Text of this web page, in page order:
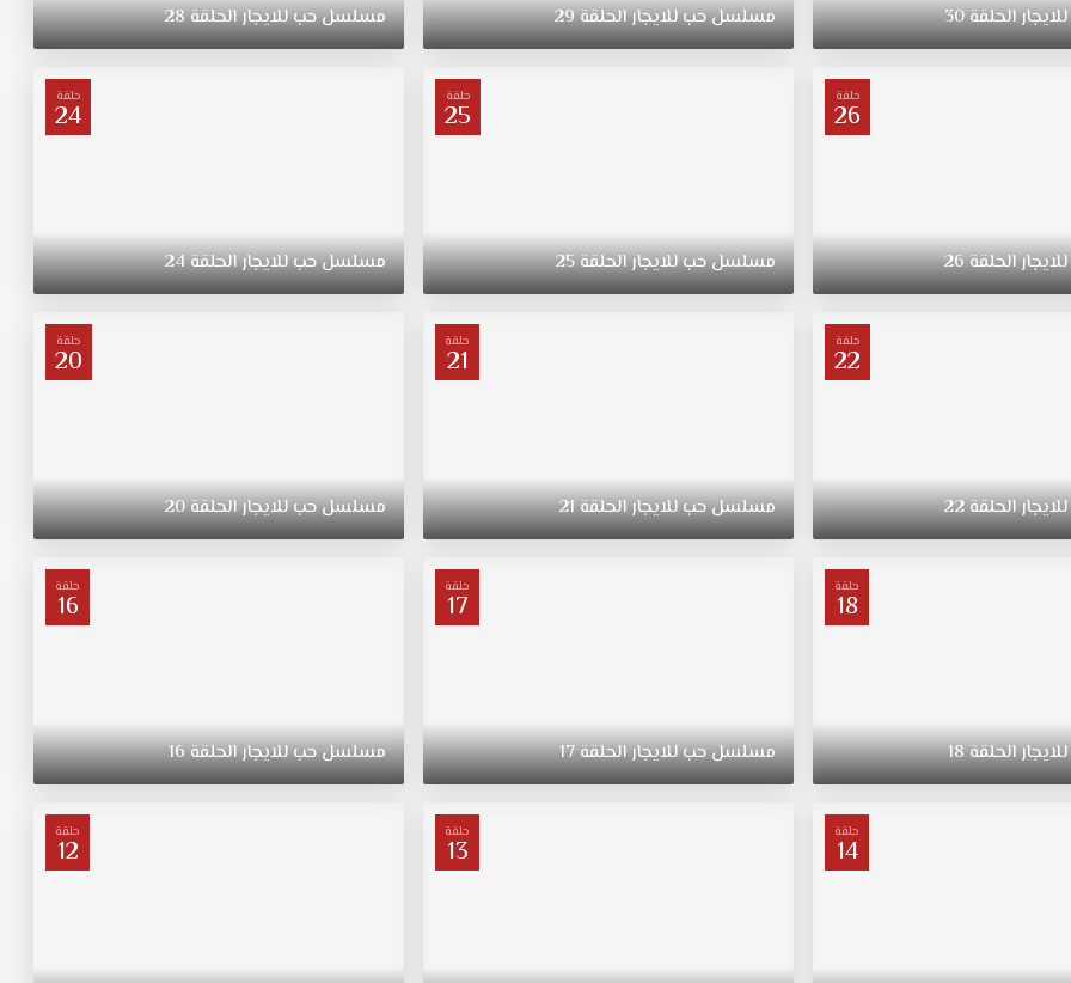
للايجارالحلقة30 مسلسلحبللايجارالحلقة29 مسلسلحبللايجارالحلقة28
حلقة
26
للايجارالحلقة26
حلقة
25
مسلسلحبللايجارالحلقة25
حلقة
24
مسلسلحبللايجارالحلقة24
حلقة
22
للايجارالحلقة22
حلقة
21
مسلسلحبللايجارالحلقة21
حلقة
20
مسلسلحبللايجارالحلقة20
حلقة
18
للايجارالحلقة18
حلقة
17
مسلسلحبللايجارالحلقة17
حلقة
16
مسلسلحبللايجارالحلقة16
حلقة
14
حلقة
13
حلقة
12